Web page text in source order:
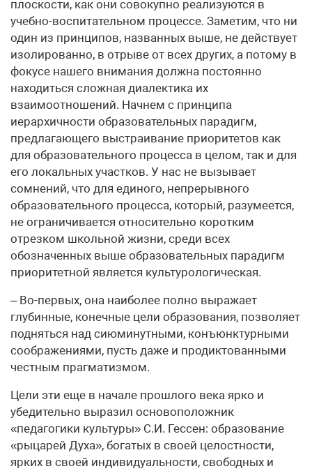
плоскости, как они совокупно реализуются в
учебно-воспитательном процессе. Заметим, что ни
один из принципов, названных выше, не действует
изолированно, в отрыве от всех других, а потому в
фокусе нашего внимания должна постоянно
находиться сложная диалектика их
взаимоотношений. Начнем с принципа
иерархичности образовательных парадигм,
предлагающего выстраивание приоритетов как
для образовательного процесса в целом, так и для
его локальных участков. У нас не вызывает
сомнений, что для единого, непрерывного
образовательного процесса, который, разумеется,
не ограничивается относительно коротким
отрезком школьной жизни, среди всех
обозначенных выше образовательных парадигм
приоритетной является культурологическая.
– Во-первых, она наиболее полно выражает
глубинные, конечные цели образования, позволяет
подняться над сиюминутными, конъюнктурными
соображениями, пусть даже и продиктованными
честным прагматизмом.
Цели эти еще в начале прошлого века ярко и
убедительно выразил основоположник
«педагогики культуры» С.И. Гессен: образование
«рыцарей Духа», богатых в своей целостности,
ярких в своей индивидуальности, свободных и